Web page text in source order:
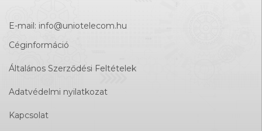
E-mail: info@uniotelecom.hu
Céginformáció
Általános Szerződési Feltételek
Adatvédelmi nyilatkozat
Kapcsolat